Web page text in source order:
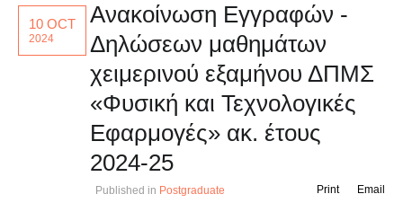
10 OCT
2024
Ανακοίνωση Εγγραφών -
Δηλώσεων μαθημάτων
χειμερινού εξαμήνου ΔΠΜΣ
«Φυσική και Τεχνολογικές
Εφαρμογές» ακ. έτους
2024-25
Published in Postgraduate Email
Print